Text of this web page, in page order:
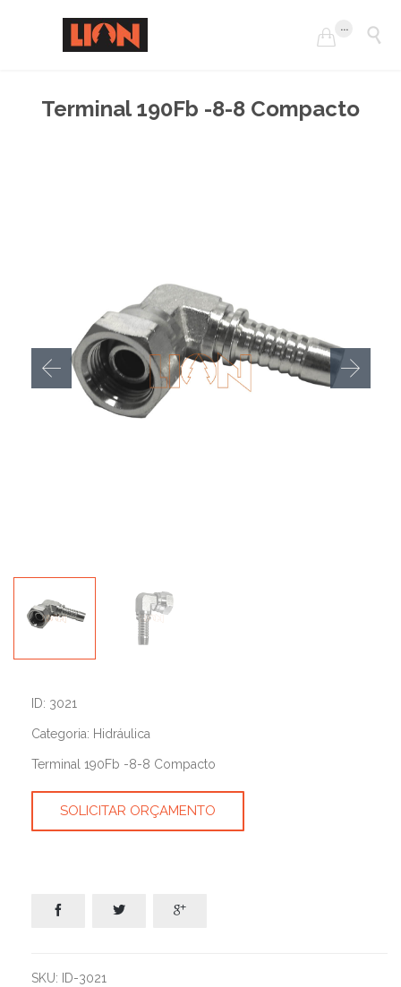

... 
Terminal 190Fb -8-8 Compacto
ID: 3021
Categoria: Hidráulica
Terminal 190Fb -8-8 Compacto
SOLICITAR ORÇAMENTO
  
SKU:
ID-3021